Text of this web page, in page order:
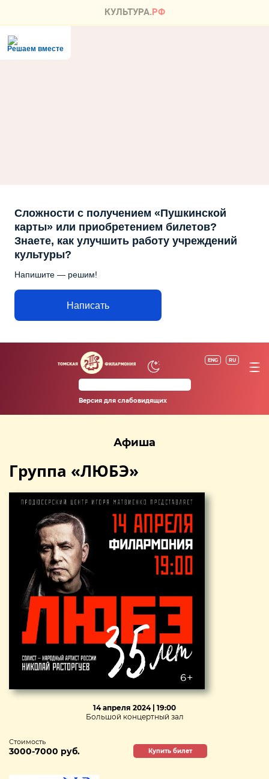
Решаем вместе
Сложности с получением «Пушкинской
карты» или приобретением билетов?
Знаете, как улучшить работу учреждений
культуры?
Напишите — решим!
Написать
ENG RU
Версия для слабовидящих
Афиша
Группа «ЛЮБЭ»
14 апреля 2024 | 19:00
Большой концертный зал
Стоимость
3000-7000 руб. Купить билет